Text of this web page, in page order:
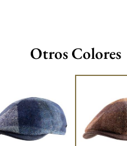
Otros Colores